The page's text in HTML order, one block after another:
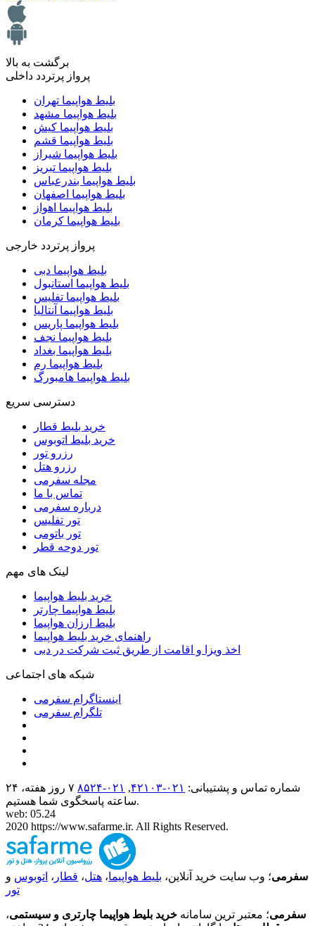
پرواز پرتردد داخلی
بلیط هواپیما تهران
بلیط هواپیما مشهد
بلیط هواپیما کیش
بلیط هواپیما قشم
بلیط هواپیما شیراز
بلیط هواپیما تبریز
بلیط هواپیما بندرعباس
بلیط هواپیما اصفهان
بلیط هواپیما اهواز
بلیط هواپیما کرمان
پرواز پرتردد خارجی
بلیط هواپیما دبی
بلیط هواپیما استانبول
بلیط هواپیما تفلیس
بلیط هواپیما آنتالیا
بلیط هواپیما پاریس
بلیط هواپیما نجف
بلیط هواپیما بغداد
بلیط هواپیما رم
بلیط هواپیما هامبورگ
دسترسی سریع
خرید بلیط قطار
خرید بلیط اتوبوس
رزرو تور
رزرو هتل
مجله سفرمی
تماس با ما
درباره سفرمی
تور تفلیس
تور باتومی
تور دوحه قطر
لینک های مهم
خرید بلیط هواپیما
بلیط هواپیما چارتر
بلیط ارزان هواپیما
راهنمای خرید بلیط هواپیما
اخذ ویزا و اقامت از طریق ثبت شرکت در دبی
شبکه های اجتماعی
اینستاگرام سفرمی
تلگرام سفرمی
شماره تماس و پشتیبانی: ۰۲۱-۴٢١٠٣ , ۰۲۱-۸۵۲۴
۷ روز هفته، ۲۴
ساعته پاسخگوی شما هستیم.
web: 05.24
2020 https://www.safarme.ir. All Rights Reserved.
سفرمی؛ وب سایت خرید آنلاین، بلیط هواپیما، هتل، قطار ، اتوبوس و
تور
سفرمی؛ معتبر ترین سامانه خرید بلیط هواپیما چارتری و سیستمی،